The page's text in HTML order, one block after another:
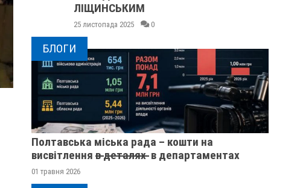
ЛІЩИНСЬКИМ
25 листопада 2025 0
БЛОГИ
Полтавська міська рада – кошти на
висвітлення в̶ ̶д̶е̶т̶а̶л̶я̶х̶ ̶ в департаментах
01 травня 2026